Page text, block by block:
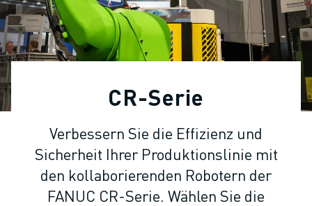
KOLLABORATIVE ROBOTER
ROBOTERPALETTE
ROBOTER-STEUERUNGEN
ROBOTER-ZUBEHÖR
ROBOTER-SOFTWARE
SIMULATIONSSOFTWARE
ROBOTER-AUTOMATISIERUNG
KOMPAKTE CNC-BEARBEITUNGSZENTREN
ROBODRILL-FILTER
ROBODRILL KOMPAKTE CNC-BEARBEITUNGSZENTREN
CR-Serie
Verbessern Sie die Effizienz und
Sicherheit Ihrer Produktionslinie mit
den kollaborierenden Robotern der
FANUC CR-Serie. Wählen Sie die